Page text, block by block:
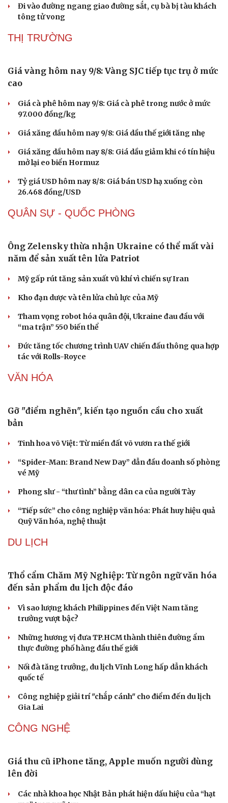
Du lịch
Tư vấn
check-in
Podcast
Cửa sổ tình yêu
Hạt giống tâm hồn
Đi vào đường ngang giao đường sắt, cụ bà bị tàu khách
tông tử vong
THỊ TRƯỜNG
Giá vàng hôm nay 9/8: Vàng SJC tiếp tục trụ ở mức
cao
Giá cà phê hôm nay 9/8: Giá cà phê trong nước ở mức
97.000 đồng/kg
Giá xăng dầu hôm nay 9/8: Giá dầu thế giới tăng nhẹ
Giá xăng dầu hôm nay 8/8: Giá dầu giảm khi có tín hiệu
mở lại eo biển Hormuz
Tỷ giá USD hôm nay 8/8: Giá bán USD hạ xuống còn
26.468 đồng/USD
QUÂN SỰ - QUỐC PHÒNG
Ông Zelensky thừa nhận Ukraine có thể mất vài
năm để sản xuất tên lửa Patriot
Mỹ gấp rút tăng sản xuất vũ khí vì chiến sự Iran
Kho đạn dược và tên lửa chủ lực của Mỹ
Tham vọng robot hóa quân đội, Ukraine đau đầu với
“ma trận” 550 biến thể
Đức tăng tốc chương trình UAV chiến đấu thông qua hợp
tác với Rolls-Royce
VĂN HÓA
Gỡ "điểm nghẽn", kiến tạo nguồn cầu cho xuất
bản
Tinh hoa võ Việt: Từ miền đất võ vươn ra thế giới
“Spider-Man: Brand New Day” dẫn đầu doanh số phòng
vé Mỹ
Phong slư - “thư tình” bằng dân ca của người Tày
“Tiếp sức” cho công nghiệp văn hóa: Phát huy hiệu quả
Quỹ Văn hóa, nghệ thuật
DU LỊCH
Thổ cẩm Chăm Mỹ Nghiệp: Từ ngôn ngữ văn hóa
đến sản phẩm du lịch độc đáo
Vì sao lượng khách Philippines đến Việt Nam tăng
trưởng vượt bậc?
Những hương vị đưa TP.HCM thành thiên đường ẩm
thực đường phố hàng đầu thế giới
Nối đà tăng trưởng, du lịch Vĩnh Long hấp dẫn khách
quốc tế
Công nghiệp giải trí "chắp cánh" cho điểm đến du lịch
Gia Lai
CÔNG NGHỆ
Giá thu cũ iPhone tăng, Apple muốn người dùng
lên đời
Các nhà khoa học Nhật Bản phát hiện dấu hiệu của “hạt